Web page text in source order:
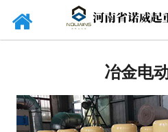
网
货
冶金电